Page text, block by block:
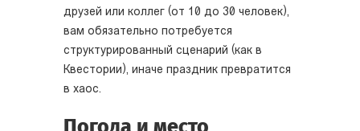
друзей или коллег (от 10 до 30 человек),
вам обязательно потребуется
структурированный сценарий (как в
Квестории), иначе праздник превратится
в хаос.